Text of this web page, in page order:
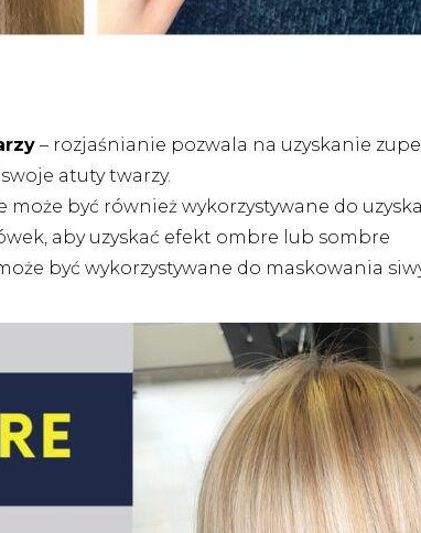
– rozjaśnianie pozwala na uzyskanie
atuty twarzy.
może być również wykorzystywane do
aby uzyskać efekt ombre lub sombre
być wykorzystywane do maskowania